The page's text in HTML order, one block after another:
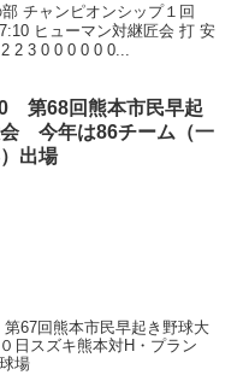
チャンピオンシップ１回
ヒューマン対継匠会 打 安
2 3 0 0 0 0 0 0...
第68回熊本市民早起
会 今年は86チーム（一
出場
67回熊本市民早起き野球大
日スズキ熊本対H・プラン
場